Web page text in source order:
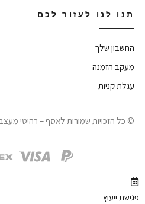
לעזור לכם
שלך
שמורות לאסף – רהיטי מעצבים משנת 2020